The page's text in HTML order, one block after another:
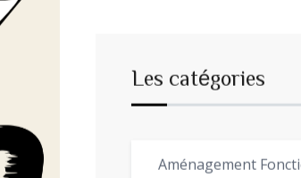
Les catégories
Aménagement